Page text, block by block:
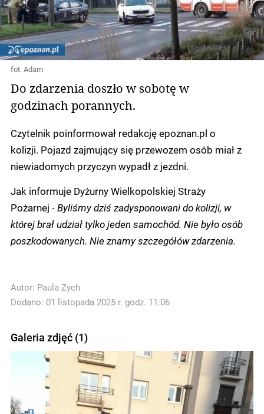
fot. Adam
Do zdarzenia doszło w sobotę w
godzinach porannych.
Czytelnik poinformował redakcję epoznan.pl o
kolizji. Pojazd zajmujący się przewozem osób miał z
niewiadomych przyczyn wypadł z jezdni.
Jak informuje Dyżurny Wielkopolskiej Straży
Pożarnej -Byliśmy dziś zadysponowani do kolizji, w
której brał udział tylko jeden samochód. Nie było osób
poszkodowanych. Nie znamy szczegółów zdarzenia.
Autor: Paula Zych
Dodano: 01 listopada 2025 r. godz. 11:06
Galeria zdjęć (1)